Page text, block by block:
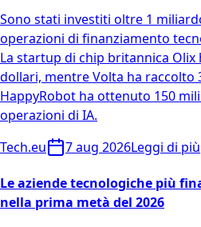
Sono stati investiti oltre 1
operazioni di finanziamento
La startup di chip britannica
dollari, mentre Volta ha raccolto
HappyRobot ha ottenuto 150
operazioni di IA.
Tech.eu
7 aug 2026Leggi di più
Le aziende tecnologiche più
nella prima metà del 2026